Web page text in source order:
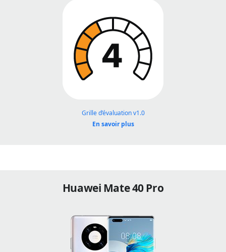
Grille d’évaluation v1.0
En savoir plus
Huawei Mate 40 Pro